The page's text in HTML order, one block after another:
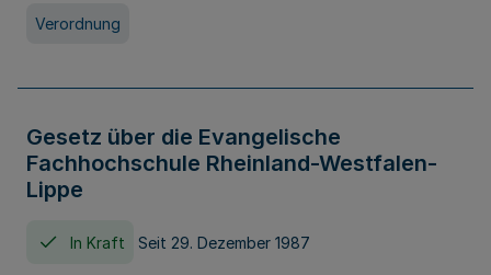
Verordnung
Gesetz über die Evangelische
Fachhochschule Rheinland-Westfalen-
Lippe
In Kraft Seit 29. Dezember 1987